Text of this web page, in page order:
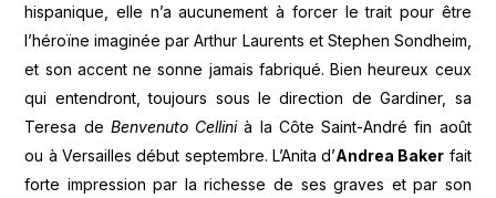
hispanique, elle n’a aucunement à forcer le trait pour être
l’héroïne imaginée par Arthur Laurents et Stephen Sondheim,
et son accent ne sonne jamais fabriqué. Bien heureux ceux
qui entendront, toujours sous le direction de Gardiner, sa
Teresa de Benvenuto Cellinià la Côte Saint-André fin août
ou à Versailles début septembre. L’Anita d’Andrea Baker fait
forte impression par la richesse de ses graves et par son